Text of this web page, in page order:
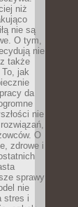
niż
nie są
O tym,
nie
także
jak
da
nie
O
zdrowe i
sprawy
nie
stres i